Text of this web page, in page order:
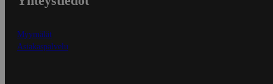
Myymälät
Asiakaspalvelu